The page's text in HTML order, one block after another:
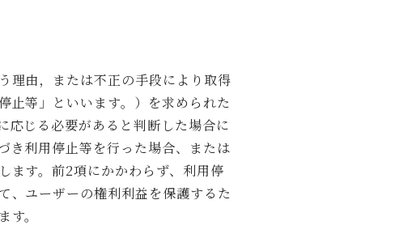
理由，または不正の手段により取得
止等」といいます。）を求められた
応じる必要があると判断した場合に
き利用停止等を行った場合、または
ます。前2項にかかわらず、利用停
、ユーザーの権利利益を保護するた
。